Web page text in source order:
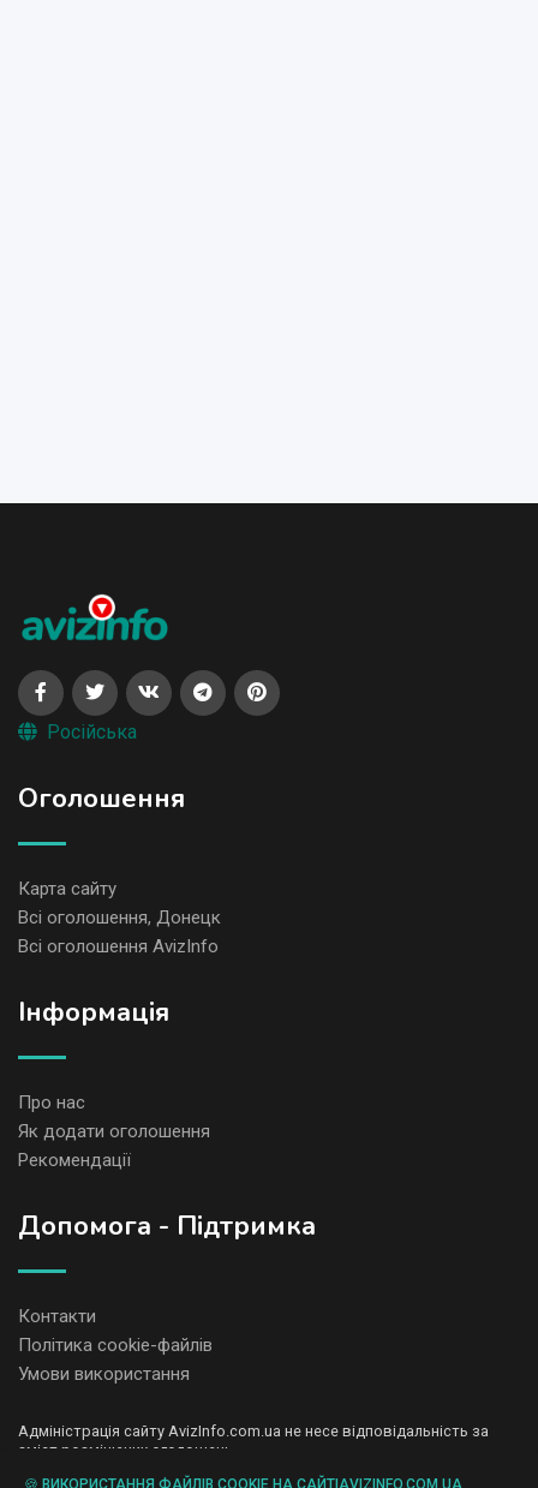
Російська
Оголошення
Карта сайту
Всі оголошення, Донецк
Всі оголошення AvizInfo
Iнформація
Про нас
Як додати оголошення
Рекомендації
Допомога - Підтримка
Контакти
Політика cookie-файлів
Умови використання
Адміністрація сайту AvizInfo.com.ua не несе відповідальність за
зміст розміщених оголошень.
🍪 ВИКОРИСТАННЯ ФАЙЛІВ COOKIE НА САЙТІAVIZINFO.COM.UA